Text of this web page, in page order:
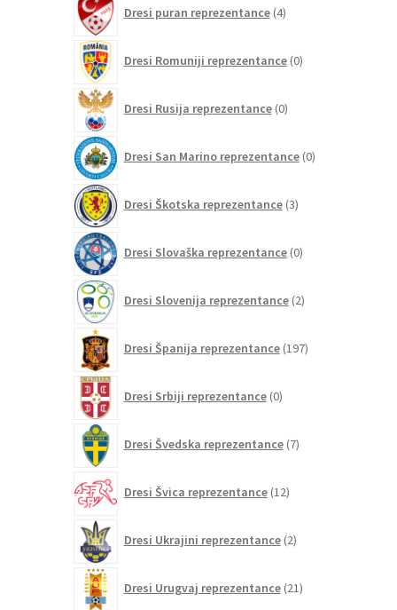
Dresi puran reprezentance 4izdelki
Dresi Romuniji reprezentance 0izdelkov
Dresi Rusija reprezentance 0izdelkov
Dresi San Marino reprezentance 0izdelkov
Dresi Škotska reprezentance 3izdelki
Dresi Slovaška reprezentance 0izdelkov
Dresi Slovenija reprezentance 2izdelka
Dresi Španija reprezentance 197izdelkov
Dresi Srbiji reprezentance 0izdelkov
Dresi Švedska reprezentance 7izdelkov
Dresi Švica reprezentance 12izdelkov
Dresi Ukrajini reprezentance 2izdelka
Dresi Urugvaj reprezentance 21izdelkov